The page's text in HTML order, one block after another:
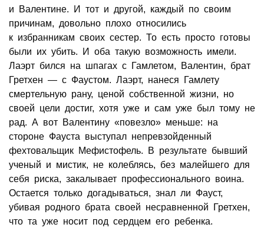
и Валентине. И тот и другой, каждый по своим
причинам, довольно плохо относились
к избранникам своих сестер. То есть просто готовы
были их убить. И оба такую возможность имели.
Лаэрт бился на шпагах с Гамлетом, Валентин, брат
Гретхен — с Фаустом. Лаэрт, нанеся Гамлету
смертельную рану, ценой собственной жизни, но
своей цели достиг, хотя уже и сам уже был тому не
рад. А вот Валентину «повезло» меньше: на
стороне Фауста выступал непревзойденный
фехтовальщик Мефистофель. В результате бывший
ученый и мистик, не колеблясь, без малейшего для
себя риска, закалывает профессионального воина.
Остается только догадываться, знал ли Фауст,
убивая родного брата своей несравненной Гретхен,
что та уже носит под сердцем его ребенка.